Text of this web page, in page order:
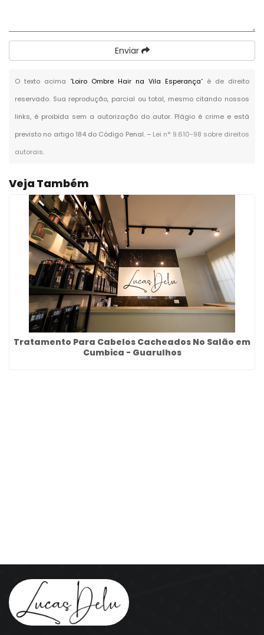
Enviar
O texto acima "Loiro Ombre Hair na Vila Esperança" é de direito
reservado. Sua reprodução, parcial ou total, mesmo citando nossos
links, é proibida sem a autorização do autor. Plágio é crime e está
previsto no artigo 184 do Código Penal. – Lei n° 9.610-98 sobre direitos
autorais.
Veja Também
Tratamento Para Cabelos Cacheados No Salão em
Cumbica - Guarulhos